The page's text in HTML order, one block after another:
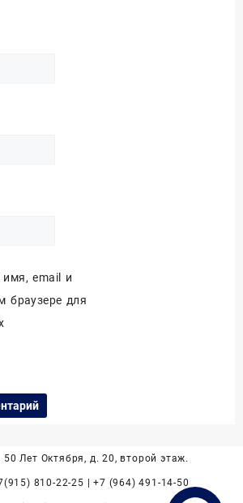
email и
браузере для
50 Лет Октября, д. 20, второй этаж.
810-22-25 | +7 (964) 491-14-50